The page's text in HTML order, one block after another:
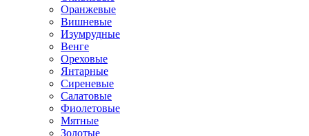
Оранжевые
Вишневые
Изумрудные
Венге
Ореховые
Янтарные
Сиреневые
Салатовые
Фиолетовые
Мятные
Золотые